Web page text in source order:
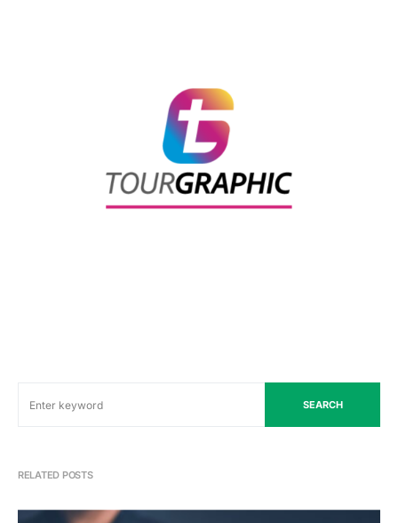
SEARCH
RELATED POSTS